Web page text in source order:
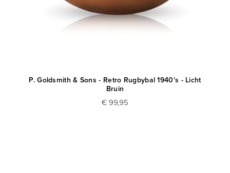
P. Goldsmith & Sons - Retro Rugbybal 1940's - Licht
Bruin
€ 99,95